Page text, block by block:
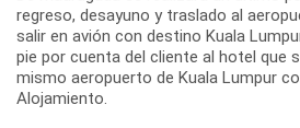
regreso, desayuno y traslado al
salir en avión con destino Kuala
pie por cuenta del cliente al hotel que
mismo aeropuerto de Kuala Lumpur
Alojamiento.